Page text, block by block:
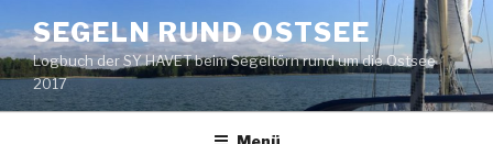
Inhalt
springen
SEGELN RUND OSTSEE
Logbuch der SY HAVET beim Segeltörn rund um die Ostsee
2017